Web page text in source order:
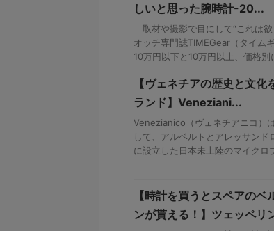
しいと思った腕時計-20...
取材や撮影で目にして“これは
オッチ専門誌TIMEGear（タイム
10万円以下と10万円以上、価格別
【ヴェネチアの歴史と文
ランド】Veneziani...
Venezianico（ヴェネチアニコ）
して、アルベルトとアレッサン
に設立した日本未上陸のマイク
【時計を買うとスペアの
ンが貰える！】ツェッペリ